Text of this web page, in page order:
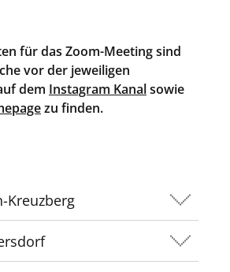
für das Zoom-Meeting sind
vor der jeweiligen
dem Instagram Kanalsowie
zu finden.
Kreuzberg